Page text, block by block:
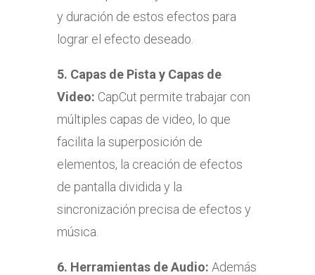
y duración de estos efectos para
lograr el efecto deseado.
5. Capas de Pista y Capas de
Video: CapCut permite trabajar con
múltiples capas de video, lo que
facilita la superposición de
elementos, la creación de efectos
de pantalla dividida y la
sincronización precisa de efectos y
música.
6. Herramientas de Audio: Además